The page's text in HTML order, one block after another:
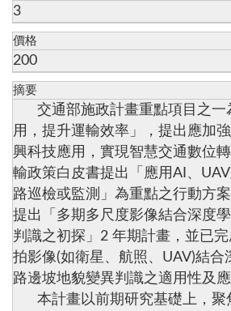
3
價格
200
摘要
交通部施政計畫重點項目之一
用，提升運輸效率」，提出應加
興科技應用，實現智慧交通數位
輸政策白皮書提出「應用AI、
路巡檢或監測」為重點之行動方
提出「多期多尺度影像結合深度
判識之初探」2 年期計畫，並已
拍影像(如衛星、航照、UAV)結合
路邊坡地貌變異判識之適用性及應
本計畫以前期研究基礎上，聚